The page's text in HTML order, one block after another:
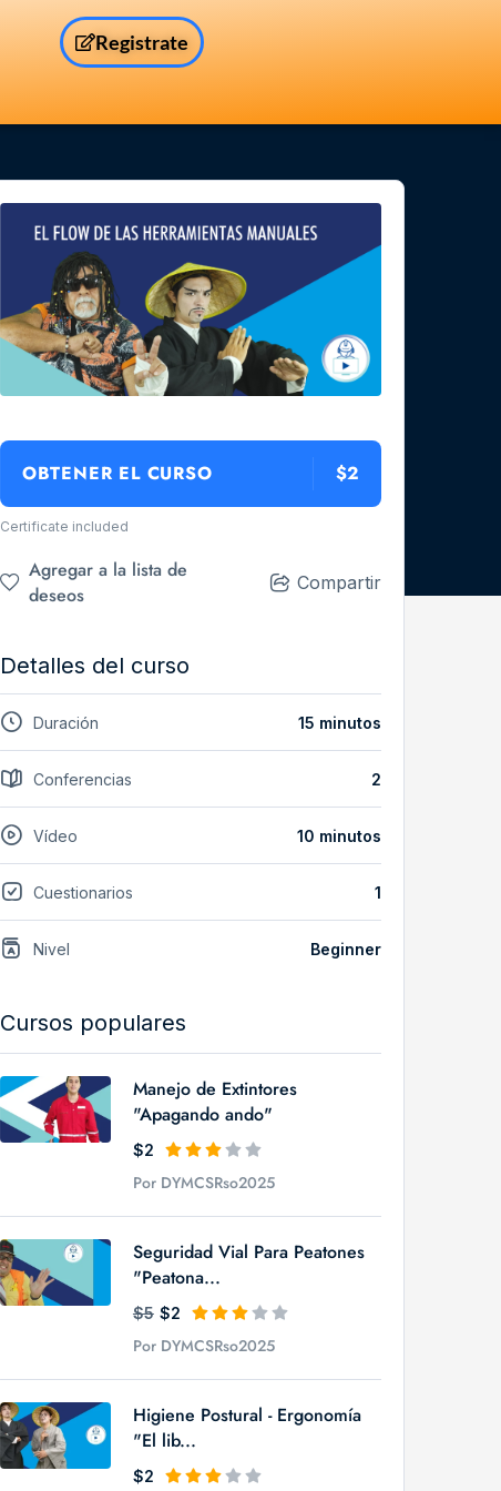
Registrate
OBTENER EL CURSO $2
Certificate included
Agregar a la lista de
deseos
Compartir
Detalles del curso
Duración 15 minutos
Conferencias 2
Vídeo 10 minutos
Cuestionarios 1
Nivel Beginner
Cursos populares
Manejo de Extintores
"Apagando ando"
$2
Por DYMCSRso2025
Seguridad Vial Para Peatones
"Peatona...
$5 $2
Por DYMCSRso2025
Higiene Postural - Ergonomía
"El lib...
$2